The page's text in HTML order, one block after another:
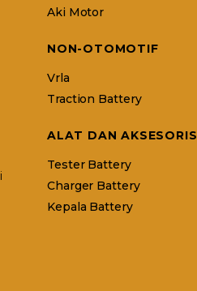
Aki Motor
NON-OTOMOTIF
Vrla
Traction Battery
ALAT DAN AKSESORIS
Tester Battery
Charger Battery
Kepala Battery